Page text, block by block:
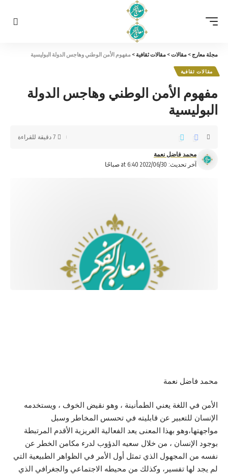
مجلة معارج> مقالات> مقالات ثقافية> مفهوم الأمن الوطني وهاجس الدولة البوليسية
مقالات ثقافية
مفهوم الأمن الوطني وهاجس الدولة
البوليسية
آخر تحديث: 2022/06/30 at 6:40 صباحًا
محمد فاضل نعمة
7 دقيقة للقراءة
محمد فاضل نعمة
الأمن في اللغة يعني الطمأنينة ، وهو نقيض الخوف ، ويستخدمه
الإنسان للتعبير عن قابليته في تحسس المخاطر وسبل
مواجهتها،وهو بهذا المعنى يعد الفعالية الغريزية الأقدم المرتبطة
بوجود الإنسان ، من خلال سعيه الدؤوب لدرء مكامن الخطر عن
نفسه من المجهول الذي تمثل أول الأمر في الظواهر الطبيعية التي
لم يجد لها تفسير، وكذلك من محيطه الاجتماعي والجغرافي الذي